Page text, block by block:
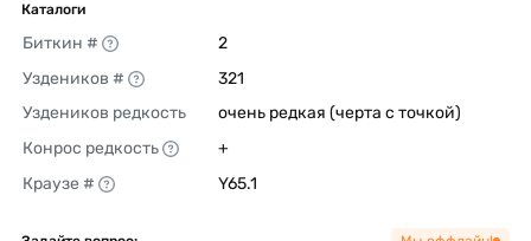
Каталоги
Биткин #
2
Уздеников #
321
Уздеников редкость
очень редкая (черта с точкой)
Конрос редкость
+
Краузе #
Y65.1